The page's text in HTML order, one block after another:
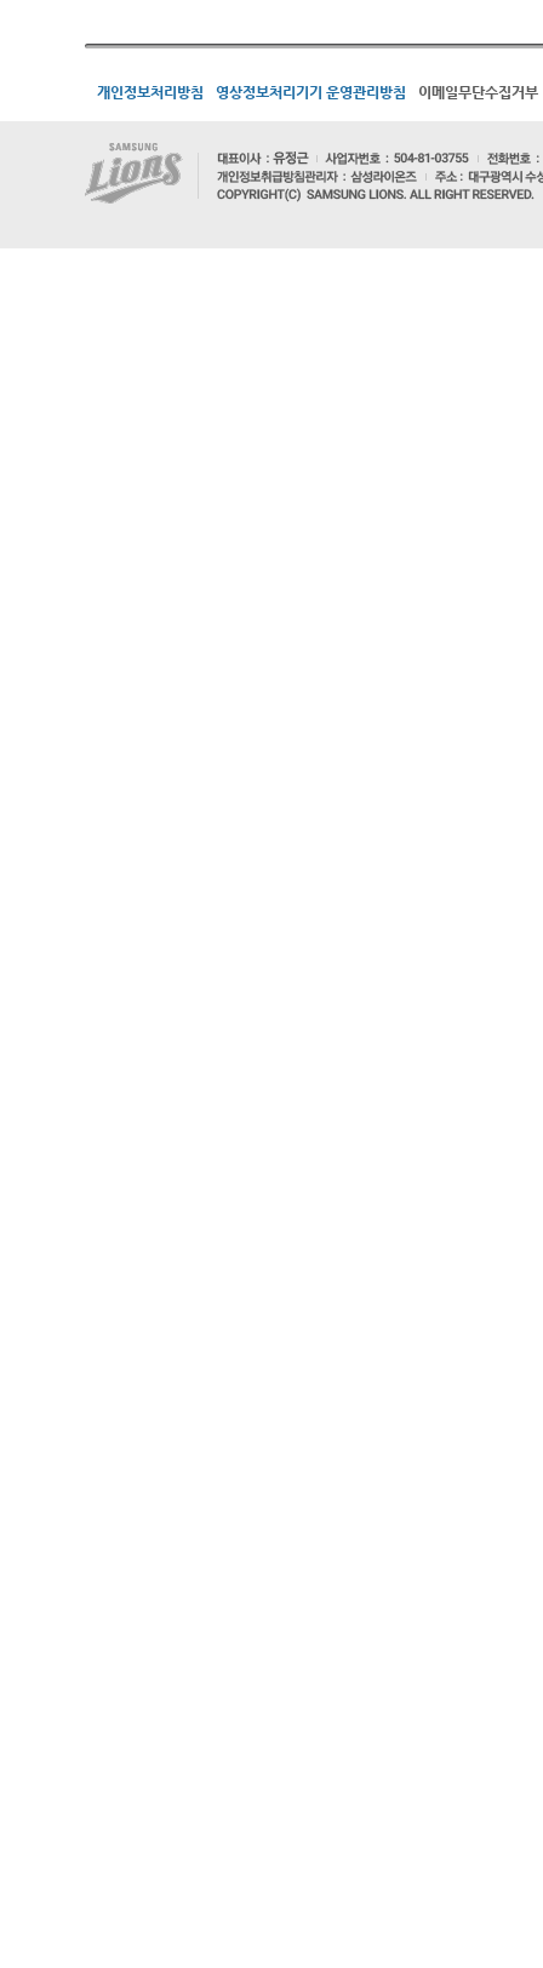
개인정보처리방침 영상정보처리기기 운영관리방침 이메일무단수집거부